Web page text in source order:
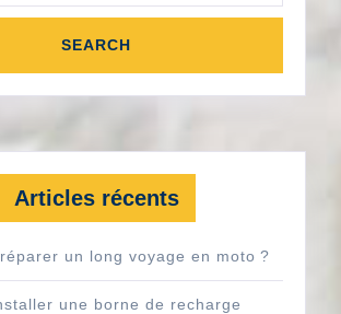
Articles récents
un long voyage en moto ?
une borne de recharge